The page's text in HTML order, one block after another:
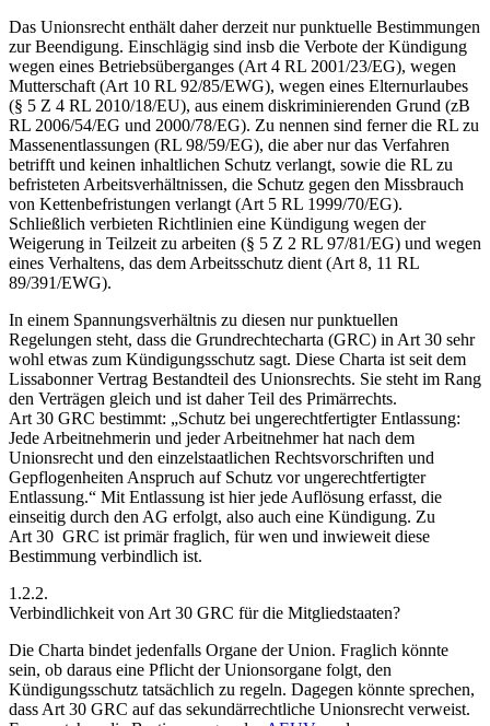
Das Unionsrecht enthält daher derzeit nur punktuelle Bestimmungen
zur Beendigung. Einschlägig sind insb die Verbote der Kündigung
wegen eines Betriebsüberganges (Art 4 RL 2001/23/EG), wegen
Mutterschaft (Art 10 RL 92/85/EWG), wegen eines Elternurlaubes
(§ 5 Z 4 RL 2010/18/EU), aus einem diskriminierenden Grund (zB
RL 2006/54/EG und 2000/78/EG). Zu nennen sind ferner die RL zu
Massenentlassungen (RL 98/59/EG), die aber nur das Verfahren
betrifft und keinen inhaltlichen Schutz verlangt, sowie die RL zu
befristeten Arbeitsverhältnissen, die Schutz gegen den Missbrauch
von Kettenbefristungen verlangt (Art 5 RL 1999/70/EG).
Schließlich verbieten Richtlinien eine Kündigung wegen der
Weigerung in Teilzeit zu arbeiten (§ 5 Z 2 RL 97/81/EG) und wegen
eines Verhaltens, das dem Arbeitsschutz dient (Art 8, 11 RL
89/391/EWG).
In einem Spannungsverhältnis zu diesen nur punktuellen
Regelungen steht, dass die Grundrechtecharta (GRC) in Art 30 sehr
wohl etwas zum Kündigungsschutz sagt. Diese Charta ist seit dem
Lissabonner Vertrag Bestandteil des Unionsrechts. Sie steht im Rang
den Verträgen gleich und ist daher Teil des Primärrechts.
Art 30 GRC bestimmt: „Schutz bei ungerechtfertigter Entlassung:
Jede Arbeitnehmerin und jeder Arbeitnehmer hat nach dem
Unionsrecht und den einzelstaatlichen Rechtsvorschriften und
Gepflogenheiten Anspruch auf Schutz vor ungerechtfertigter
Entlassung.“ Mit Entlassung ist hier jede Auflösung erfasst, die
einseitig durch den AG erfolgt, also auch eine Kündigung. Zu
Art 30 GRC ist primär fraglich, für wen und inwieweit diese
Bestimmung verbindlich ist.
1.2.2.
Verbindlichkeit von Art 30 GRC für die Mitgliedstaaten?
Die Charta bindet jedenfalls Organe der Union. Fraglich könnte
sein, ob daraus eine Pflicht der Unionsorgane folgt, den
Kündigungsschutz tatsächlich zu regeln. Dagegen könnte sprechen,
dass Art 30 GRC auf das sekundärrechtliche Unionsrecht verweist.